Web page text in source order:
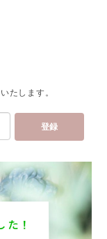
たします。
登録